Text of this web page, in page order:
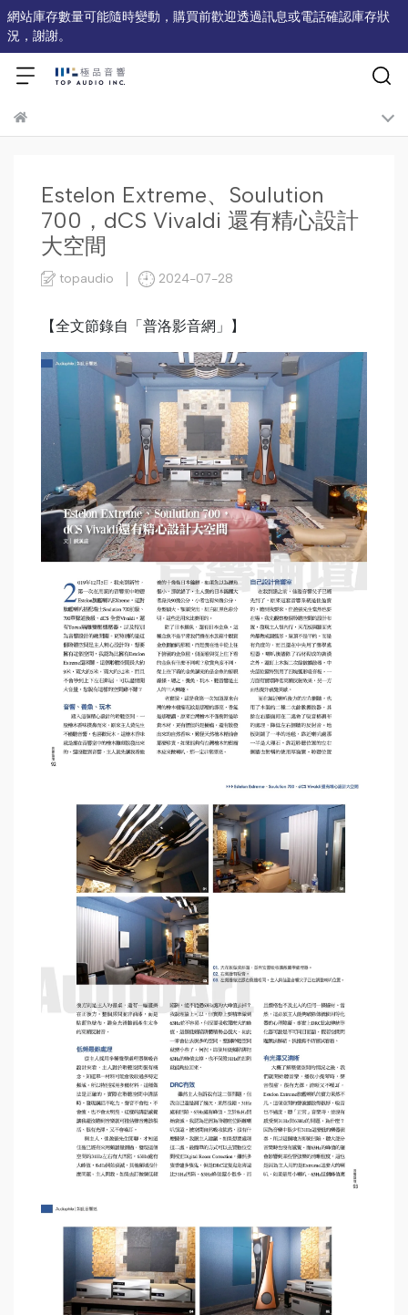
網站庫存數量可能隨時變動，購買前歡迎透過訊息或電話確認庫存狀
況，謝謝。
Estelon Extreme、Soulution
700，dCS Vivaldi 還有精心設計
大空間
topaudio 2024-07-28
【全文節錄自「普洛影音網」】